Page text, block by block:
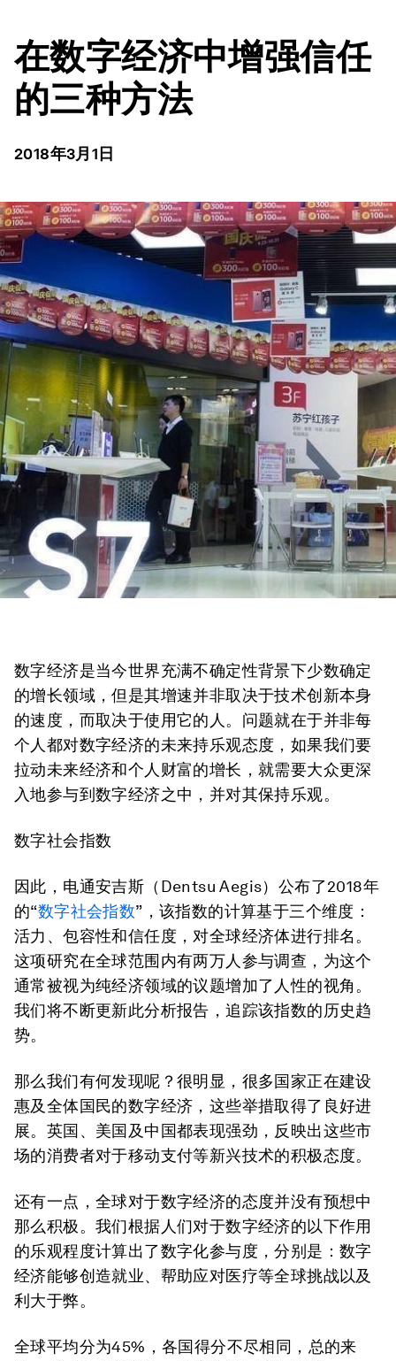
在数字经济中增强信任
的三种方法
2018年3月1日
数字经济是当今世界充满不确定性背景下少数确定
的增长领域，但是其增速并非取决于技术创新本身
的速度，而取决于使用它的人。问题就在于并非每
个人都对数字经济的未来持乐观态度，如果我们要
拉动未来经济和个人财富的增长，就需要大众更深
入地参与到数字经济之中，并对其保持乐观。
数字社会指数
因此，电通安吉斯（Dentsu Aegis）公布了2018年
的“数字社会指数”，该指数的计算基于三个维度：
活力、包容性和信任度，对全球经济体进行排名。
这项研究在全球范围内有两万人参与调查，为这个
通常被视为纯经济领域的议题增加了人性的视角。
我们将不断更新此分析报告，追踪该指数的历史趋
势。
那么我们有何发现呢？很明显，很多国家正在建设
惠及全体国民的数字经济，这些举措取得了良好进
展。英国、美国及中国都表现强劲，反映出这些市
场的消费者对于移动支付等新兴技术的积极态度。
还有一点，全球对于数字经济的态度并没有预想中
那么积极。我们根据人们对于数字经济的以下作用
的乐观程度计算出了数字化参与度，分别是：数字
经济能够创造就业、帮助应对医疗等全球挑战以及
利大于弊。
全球平均分为45%，各国得分不尽相同，总的来